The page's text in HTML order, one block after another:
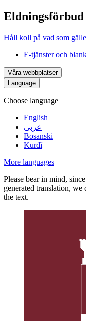
Eldningsförbud
Håll koll på vad som
E-tjänster och
Våra webbplatser
Language
Choose language
English
عربى
Bosanski
Kurdî
More languages
Please bear in mind,
generated translation,
the text.